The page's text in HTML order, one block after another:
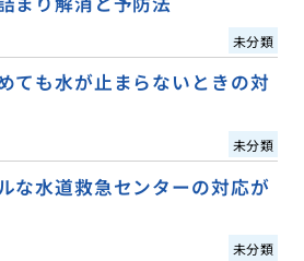
未分類
ても水が止まらないときの対
未分類
な水道救急センターの対応が
未分類